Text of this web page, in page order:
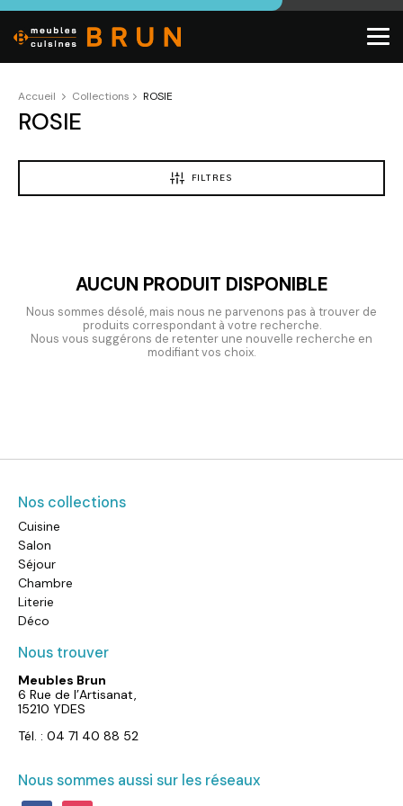
Accueil Collections ROSIE
ROSIE
FILTRES
AUCUN PRODUIT DISPONIBLE
Nous sommes désolé, mais nous ne parvenons pas à trouver de
produits correspondant à votre recherche.
Nous vous suggérons de retenter une nouvelle recherche en
modifiant vos choix.
Nos collections
Cuisine
Salon
Séjour
Chambre
Literie
Déco
Nous trouver
Meubles Brun
6 Rue de l’Artisanat,
15210 YDES
Tél. : 04 71 40 88 52
Nous sommes aussi sur les réseaux